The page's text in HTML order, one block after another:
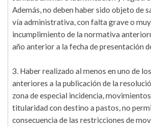
Además, no deben haber sido objeto de
vía administrativa, con falta grave o
incumplimiento de la normativa
año anterior a la fecha de presentación
3. Haber realizado al menos en uno de
anteriores a la publicación de la
zona de especial incidencia,
titularidad con destino a pastos, no
consecuencia de las restricciones de